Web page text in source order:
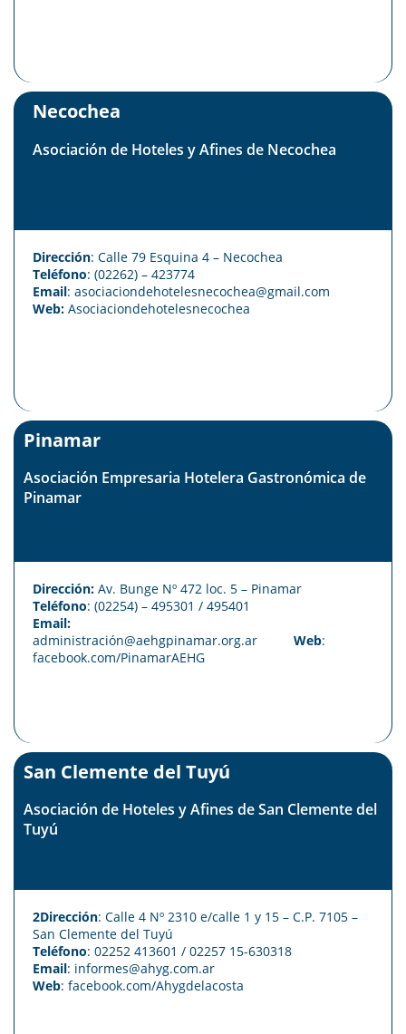
Necochea
Asociación de Hoteles y Afines de Necochea
Dirección: Calle 79 Esquina 4 – Necochea
Teléfono: (02262) – 423774
Email: asociaciondehotelesnecochea@gmail.com
Web: Asociaciondehotelesnecochea
Pinamar
Asociación Empresaria Hotelera Gastronómica de
Pinamar
Dirección: Av. Bunge Nº 472 loc. 5 – Pinamar
Teléfono: (02254) – 495301 / 495401
Email:
administración@aehgpinamar.org.ar Web:
facebook.com/PinamarAEHG
San Clemente del Tuyú
Asociación de Hoteles y Afines de San Clemente del
Tuyú
2Dirección: Calle 4 Nº 2310 e/calle 1 y 15 – C.P. 7105 –
San Clemente del Tuyú
Teléfono: 02252 413601 / 02257 15-630318
Email: informes@ahyg.com.ar
Web: facebook.com/Ahygdelacosta